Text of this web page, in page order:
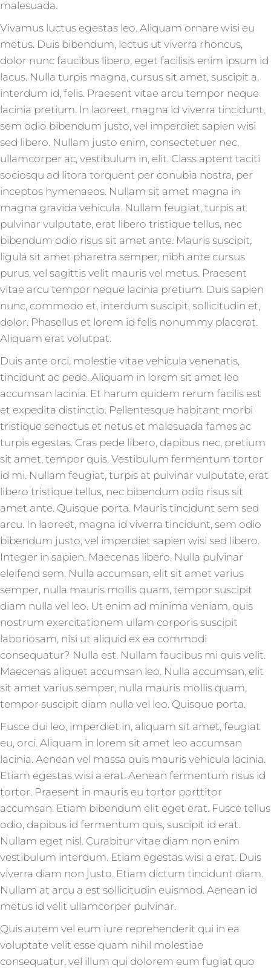
malesuada.
Vivamus luctus egestas leo. Aliquam ornare wisi eu
metus. Duis bibendum, lectus ut viverra rhoncus,
dolor nunc faucibus libero, eget facilisis enim ipsum id
lacus. Nulla turpis magna, cursus sit amet, suscipit a,
interdum id, felis. Praesent vitae arcu tempor neque
lacinia pretium. In laoreet, magna id viverra tincidunt,
sem odio bibendum justo, vel imperdiet sapien wisi
sed libero. Nullam justo enim, consectetuer nec,
ullamcorper ac, vestibulum in, elit. Class aptent taciti
sociosqu ad litora torquent per conubia nostra, per
inceptos hymenaeos. Nullam sit amet magna in
magna gravida vehicula. Nullam feugiat, turpis at
pulvinar vulputate, erat libero tristique tellus, nec
bibendum odio risus sit amet ante. Mauris suscipit,
ligula sit amet pharetra semper, nibh ante cursus
purus, vel sagittis velit mauris vel metus. Praesent
vitae arcu tempor neque lacinia pretium. Duis sapien
nunc, commodo et, interdum suscipit, sollicitudin et,
dolor. Phasellus et lorem id felis nonummy placerat.
Aliquam erat volutpat.
Duis ante orci, molestie vitae vehicula venenatis,
tincidunt ac pede. Aliquam in lorem sit amet leo
accumsan lacinia. Et harum quidem rerum facilis est
et expedita distinctio. Pellentesque habitant morbi
tristique senectus et netus et malesuada fames ac
turpis egestas. Cras pede libero, dapibus nec, pretium
sit amet, tempor quis. Vestibulum fermentum tortor
id mi. Nullam feugiat, turpis at pulvinar vulputate, erat
libero tristique tellus, nec bibendum odio risus sit
amet ante. Quisque porta. Mauris tincidunt sem sed
arcu. In laoreet, magna id viverra tincidunt, sem odio
bibendum justo, vel imperdiet sapien wisi sed libero.
Integer in sapien. Maecenas libero. Nulla pulvinar
eleifend sem. Nulla accumsan, elit sit amet varius
semper, nulla mauris mollis quam, tempor suscipit
diam nulla vel leo. Ut enim ad minima veniam, quis
nostrum exercitationem ullam corporis suscipit
laboriosam, nisi ut aliquid ex ea commodi
consequatur? Nulla est. Nullam faucibus mi quis velit.
Maecenas aliquet accumsan leo. Nulla accumsan, elit
sit amet varius semper, nulla mauris mollis quam,
tempor suscipit diam nulla vel leo. Quisque porta.
Fusce dui leo, imperdiet in, aliquam sit amet, feugiat
eu, orci. Aliquam in lorem sit amet leo accumsan
lacinia. Aenean vel massa quis mauris vehicula lacinia.
Etiam egestas wisi a erat. Aenean fermentum risus id
tortor. Praesent in mauris eu tortor porttitor
accumsan. Etiam bibendum elit eget erat. Fusce tellus
odio, dapibus id fermentum quis, suscipit id erat.
Nullam eget nisl. Curabitur vitae diam non enim
vestibulum interdum. Etiam egestas wisi a erat. Duis
viverra diam non justo. Etiam dictum tincidunt diam.
Nullam at arcu a est sollicitudin euismod. Aenean id
metus id velit ullamcorper pulvinar.
Quis autem vel eum iure reprehenderit qui in ea
voluptate velit esse quam nihil molestiae
consequatur, vel illum qui dolorem eum fugiat quo